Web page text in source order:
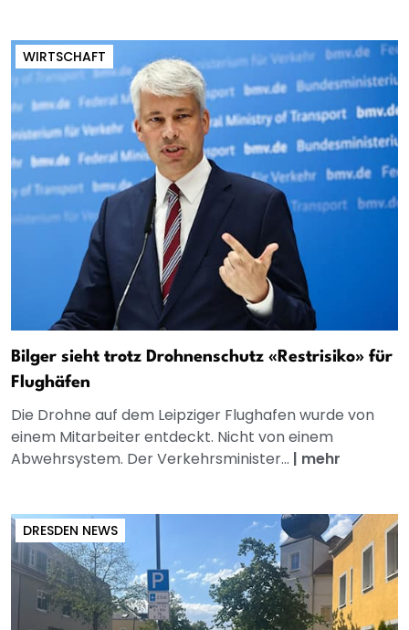
WIRTSCHAFT
Bilger sieht trotz Drohnenschutz «Restrisiko» für
Flughäfen
Die Drohne auf dem Leipziger Flughafen wurde von
einem Mitarbeiter entdeckt. Nicht von einem
Abwehrsystem. Der Verkehrsminister... | mehr
DRESDEN NEWS